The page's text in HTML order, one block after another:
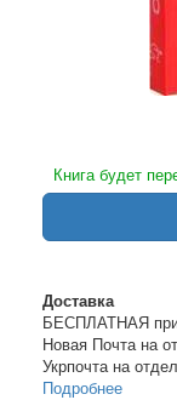
Книга будет
Доставка
БЕСПЛАТНАЯ при
Новая Почта на
Укрпочта на
Подробнее